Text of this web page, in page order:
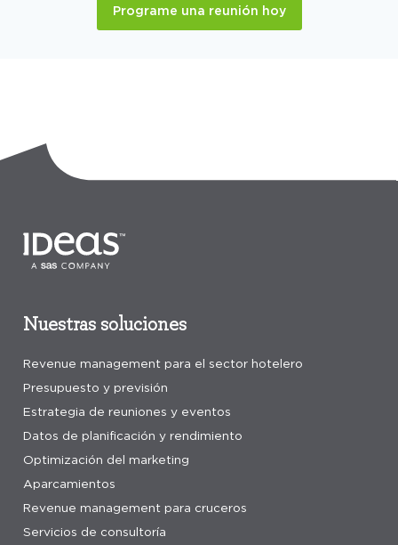
Programe una reunión hoy
Nuestras soluciones
Revenue management para el sector hotelero
Presupuesto y previsión
Estrategia de reuniones y eventos
Datos de planificación y rendimiento
Optimización del marketing
Aparcamientos
Revenue management para cruceros
Servicios de consultoría